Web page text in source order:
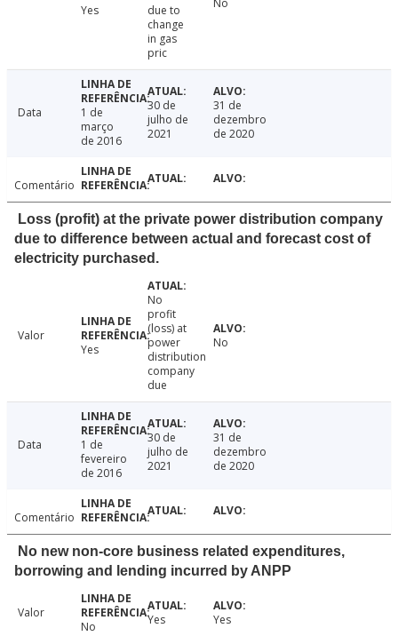
Yes
due to
change
in gas
pric
No
Data
1 de
março
de 2016
30 de
julho de
2021
31 de
dezembro
de 2020
Comentário
Loss (profit) at the private power distribution company
due to difference between actual and forecast cost of
electricity purchased.
Valor
Yes
No
profit
(loss) at
power
distribution
company
due
No
Data
1 de
fevereiro
de 2016
30 de
julho de
2021
31 de
dezembro
de 2020
Comentário
No new non-core business related expenditures,
borrowing and lending incurred by ANPP
Valor
No
Yes Yes